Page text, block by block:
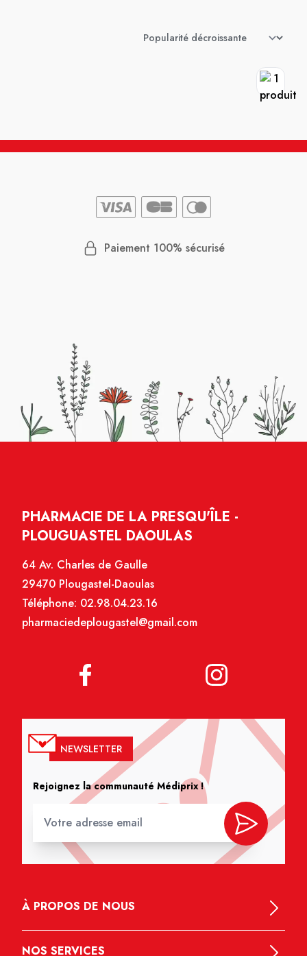
Paiement 100% sécurisé
PHARMACIE DE LA PRESQU'ÎLE -
PLOUGUASTEL DAOULAS
64 Av. Charles de Gaulle
29470 Plougastel-Daoulas
Téléphone: 02.98.04.23.16
pharmaciedeplougastel@gmail.com
NEWSLETTER
Rejoignez la communauté Médiprix !
À PROPOS DE NOUS
NOS SERVICES